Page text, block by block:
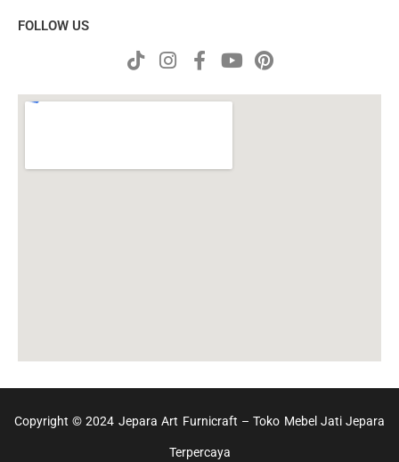
FOLLOW US
Copyright © 2024 Jepara Art Furnicraft – Toko Mebel Jati Jepara
Terpercaya